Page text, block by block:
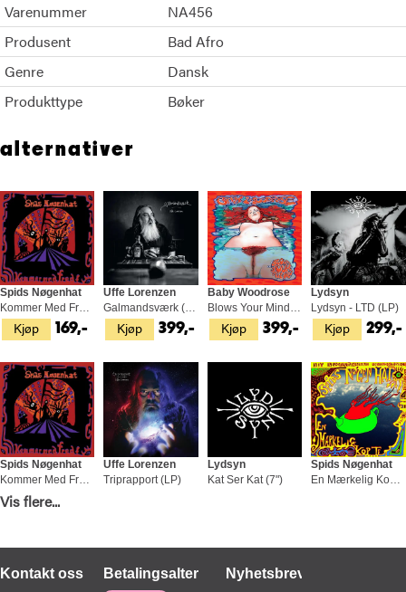
Varenummer
NA456
Produsent
Bad Afro
Genre
Dansk
Produkttype
Bøker
alternativer
Kjøp
Spids Nøgenhat
Kommer Med Fred (CD)
169,- Kjøp
Uffe Lorenzen
Galmandsværk (LP)
399,- Kjøp
Baby Woodrose
Blows Your Mind - LTD (LP)
399,- Kjøp
Lydsyn
Lydsyn - LTD (LP)
299,-
Kjøp
Spids Nøgenhat
399,-
Uffe Lorenzen
Triprapport (LP)
Lydsyn
Kat Ser Kat (7")
Spids Nøgenhat
Vis flere...
Kontakt oss BetalingsalternativerNyhetsbrev